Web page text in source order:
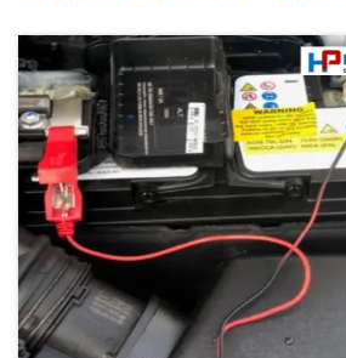
Hữu Quận 9 một cách nhanh chóng,
mọi hoạt động của các phương tiên
đoạn. 1. Dịch vụ thay ắc quy tận nơi tại Phường Phú Hữu Quận 9
nhanh chóng, uy tín